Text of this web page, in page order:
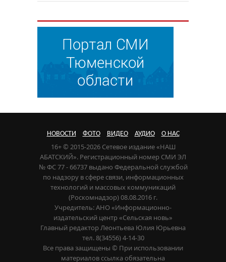
НОВОСТИ ФОТО ВИДЕО АУДИО О НАС
16+ © 2015-2026 Сетевое издание «НАШ
АБАТСКИЙ». Регистрационный номер СМИ ЭЛ
№ ФС 77 - 66737 выдано Федеральной службой
по надзору в сфере связи, информационных
технологий и массовых коммуникаций
(Роскомнадзор) 08.08.2016 г.
Учредитель: АНО «Информационно-
издательский центр «Сельская новь»
Главный редактор Леонтьева Юлия Юрьевна
тел. 8(34556) 4-14-30
Все права защищены © При использовании
материалов ссылка обязательна